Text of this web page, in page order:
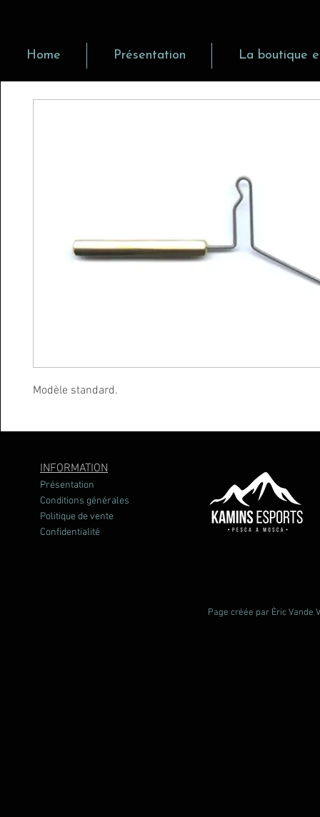
Home Présentation La boutique
Modèle standard.
INFORMATION
Présentation
Conditions générales
Politique de vente
Confidentialité
Page créée par Èric Vande